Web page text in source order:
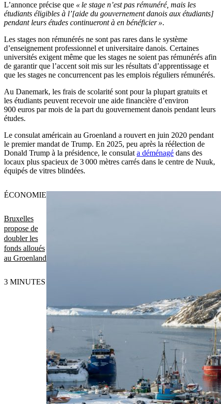
L’annonce précise que « le stage n’est pas rémunéré, mais les
étudiants éligibles à l’[aide du gouvernement danois aux étudiants]
pendant leurs études continueront à en bénéficier ».
Les stages non rémunérés ne sont pas rares dans le système
d’enseignement professionnel et universitaire danois. Certaines
universités exigent même que les stages ne soient pas rémunérés afin
de garantir que l’accent soit mis sur les résultats d’apprentissage et
que les stages ne concurrencent pas les emplois réguliers rémunérés.
Au Danemark, les frais de scolarité sont pour la plupart gratuits et
les étudiants peuvent recevoir une aide financière d’environ
900 euros par mois de la part du gouvernement danois pendant leurs
études.
Le consulat américain au Groenland a rouvert en juin 2020 pendant
le premier mandat de Trump. En 2025, peu après la réélection de
Donald Trump à la présidence, le consulat a déménagé dans des
locaux plus spacieux de 3 000 mètres carrés dans le centre de Nuuk,
équipés de vitres blindées.
Bruxelles
propose de
doubler les
fonds alloués
au Groenland
ÉCONOMIE
3 MINUTES